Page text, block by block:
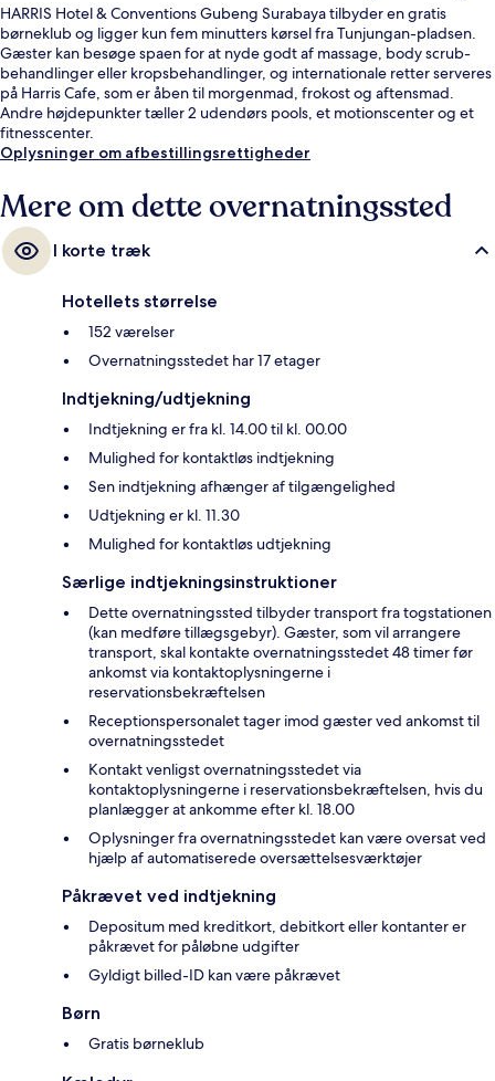
HARRIS Hotel & Conventions Gubeng Surabaya tilbyder en gratis
børneklub og ligger kun fem minutters kørsel fra Tunjungan-pladsen.
Gæster kan besøge spaen for at nyde godt af massage, body scrub-
behandlinger eller kropsbehandlinger, og internationale retter serveres
på Harris Cafe, som er åben til morgenmad, frokost og aftensmad.
Andre højdepunkter tæller 2 udendørs pools, et motionscenter og et
fitnesscenter.
Oplysninger om afbestillingsrettigheder
Mere om dette overnatningssted
I korte træk
Hotellets størrelse
152 værelser
Overnatningsstedet har 17 etager
Indtjekning/udtjekning
Indtjekning er fra kl. 14.00 til kl. 00.00
Mulighed for kontaktløs indtjekning
Sen indtjekning afhænger af tilgængelighed
Udtjekning er kl. 11.30
Mulighed for kontaktløs udtjekning
Særlige indtjekningsinstruktioner
Dette overnatningssted tilbyder transport fra togstationen
(kan medføre tillægsgebyr). Gæster, som vil arrangere
transport, skal kontakte overnatningsstedet 48 timer før
ankomst via kontaktoplysningerne i
reservationsbekræftelsen
Receptionspersonalet tager imod gæster ved ankomst til
overnatningsstedet
Kontakt venligst overnatningsstedet via
kontaktoplysningerne i reservationsbekræftelsen, hvis du
planlægger at ankomme efter kl. 18.00
Oplysninger fra overnatningsstedet kan være oversat ved
hjælp af automatiserede oversættelsesværktøjer
Påkrævet ved indtjekning
Depositum med kreditkort, debitkort eller kontanter er
påkrævet for påløbne udgifter
Gyldigt billed-ID kan være påkrævet
Børn
Gratis børneklub